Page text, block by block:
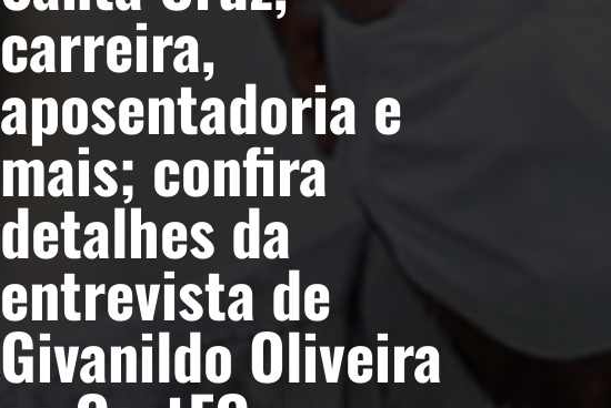
carreira,
aposentadoria e
mais; confira
detalhes da
entrevista de
Givanildo Oliveira